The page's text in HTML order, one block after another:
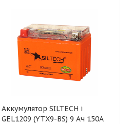
Аккумулятор SILTECH i
GEL1209 (YTX9-BS) 9 Ач 150А